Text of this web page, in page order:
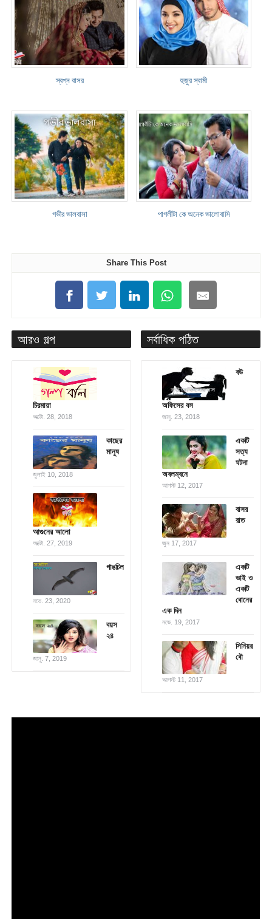
স্বপ্ন বাসর হুজুর স্বামী
গভীর ভালবাসা পাগলীটা কে অনেক ভালোবাসি
Share This Post
আরও গল্প
চিরমায়া
অক্টো. 28, 2018
কাছের
মানুষ
জুলাই 10, 2018
আগুনের আলো
অক্টো. 27, 2019
গাঙচিল
নভে. 23, 2020
বয়স
২৪
জানু. 7, 2019
সর্বাধিক পঠিত
বউ
অফিসের বস
জানু. 23, 2018
একটি
সত্য
ঘটনা
অবলম্বনে
আগস্ট 12, 2017
বাসর
রাত
জুন 17, 2017
একটি
ভাই ও
একটি
বোনের
এক দিন
নভে. 19, 2017
সিনিয়র
বৌ
আগস্ট 11, 2017